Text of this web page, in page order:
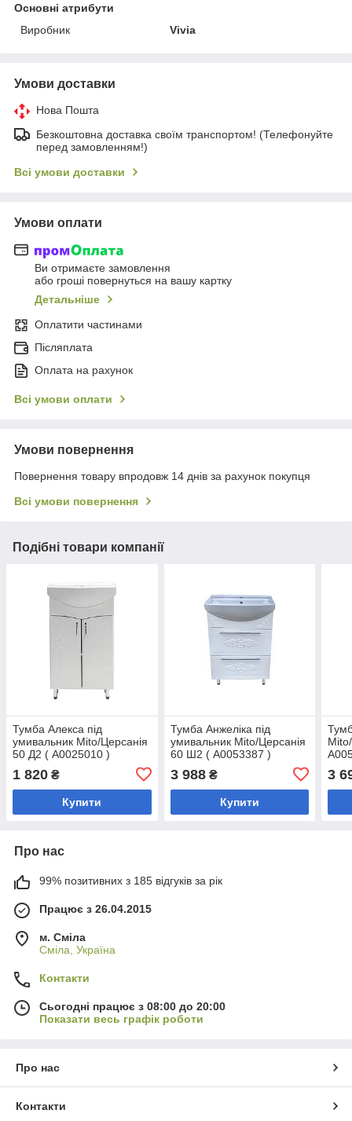
Основні атрибути
Виробник
Vivia
Умови доставки
Нова Пошта
Безкоштовна доставка своїм транспортом! (Телефонуйте
перед замовленням!)
Всі умови доставки
Умови оплати
Ви отримаєте замовлення
або гроші повернуться на вашу картку
Детальніше
Оплатити частинами
Післяплата
Оплата на рахунок
Всі умови оплати
Умови повернення
Повернення товару впродовж 14 днів за рахунок покупця
Всі умови повернення
Подібні товари компанії
Тумба Алекса під
умивальник Mito/Церсанія
50 Д2 ( А0025010 )
1 820 ₴
Купити
Тумба Анжеліка під
умивальник Mito/Церсанія
60 Ш2 ( А0053387 )
3 988₴
Купити
3
Про нас
99% позитивних з 185 відгуків за рік
Працює з 26.04.2015
м. Сміла
Сміла, Україна
Контакти
Сьогодні працює з 08:00 до 20:00
Показати весь графік роботи
Про нас
Контакти